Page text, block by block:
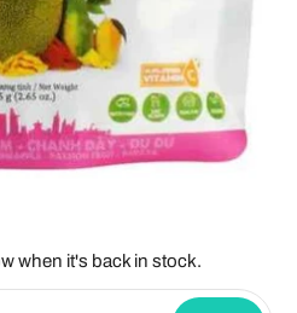
when it's back in stock.